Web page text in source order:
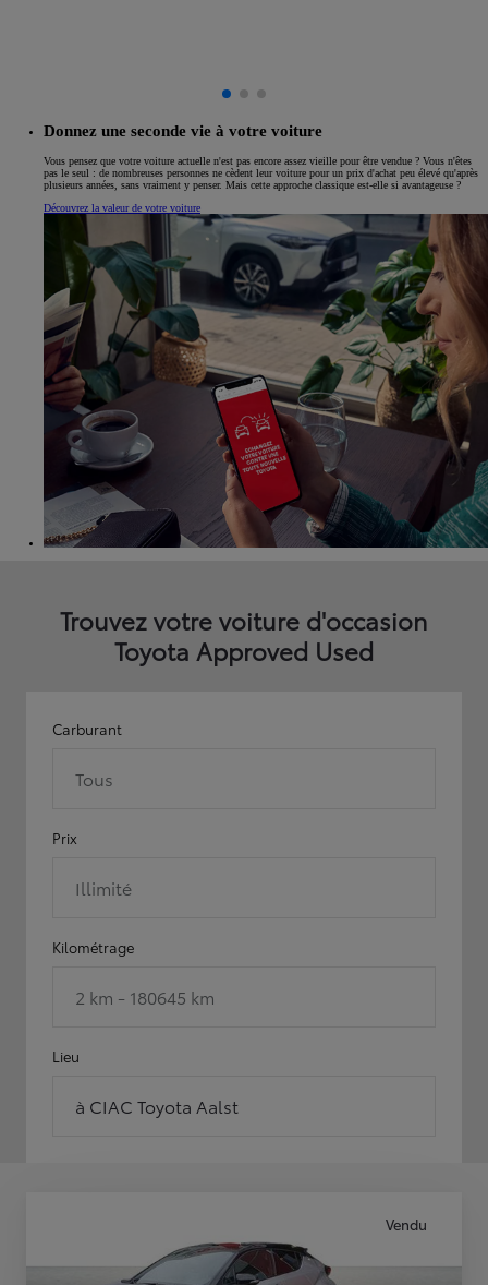
Donnez une seconde vie à votre voiture
Vous pensez que votre voiture actuelle n'est pas encore assez vieille pour être vendue ? Vous n'êtes
pas le seul : de nombreuses personnes ne cèdent leur voiture pour un prix d'achat peu élevé qu'après
plusieurs années, sans vraiment y penser. Mais cette approche classique est-elle si avantageuse ?
Découvrez la valeur de votre voiture
Trouvez votre voiture d'occasion
Toyota Approved Used
Carburant
Tous
Prix
Illimité
Kilométrage
2 km - 180645 km
Lieu
à CIAC Toyota Aalst
Vendu